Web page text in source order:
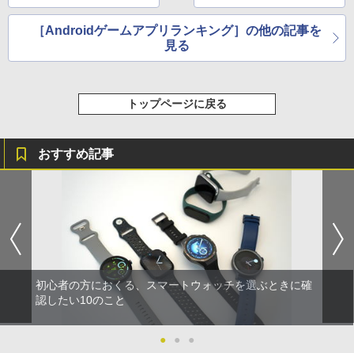
［Androidゲームアプリランキング］の他の記事を
見る
トップページに戻る
おすすめ記事
初心者の方におくる、スマートウォッチを選ぶときに確
認したい10のこと
● ● ●